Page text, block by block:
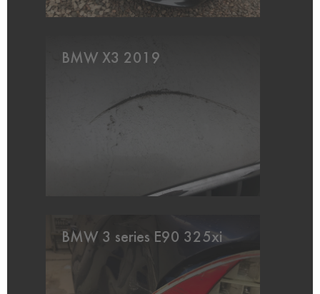
BMW X3 2019
BMW 3 series E90 325xi